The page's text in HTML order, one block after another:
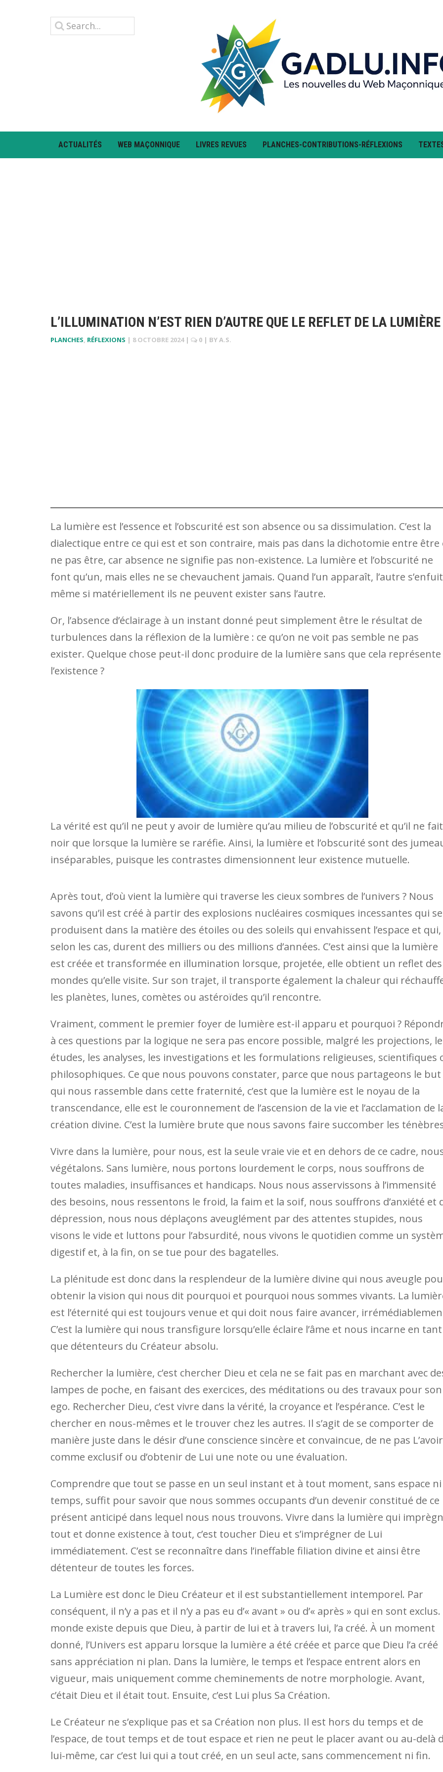
ACTUALITÉS WEB MAÇONNIQUE LIVRES REVUES PLANCHES-CONTRIBUTIONS-RÉFLEXIONS
L’ILLUMINATION N’EST RIEN D’AUTRE QUE LE REFLET DE LA LUMIÈRE
PLANCHES, RÉFLEXIONS | 8 OCTOBRE 2024 | 0 | BYA.S.
La lumière est l’essence et l’obscurité est son absence ou sa dissimulation. C’est la
dialectique entre ce qui est et son contraire, mais pas dans la dichotomie entre être
ne pas être, car absence ne signifie pas non-existence. La lumière et l’obscurité ne
font qu’un, mais elles ne se chevauchent jamais. Quand l’un apparaît, l’autre
même si matériellement ils ne peuvent exister sans l’autre.
Or, l’absence d’éclairage à un instant donné peut simplement être le résultat de
turbulences dans la réflexion de la lumière : ce qu’on ne voit pas semble ne pas
exister. Quelque chose peut-il donc produire de la lumière sans que cela représente
l’existence ?
La vérité est qu’il ne peut y avoir de lumière qu’au milieu de l’obscurité et qu’il ne fait
noir que lorsque la lumière se raréfie. Ainsi, la lumière et l’obscurité sont des
inséparables, puisque les contrastes dimensionnent leur existence mutuelle.
Après tout, d’où vient la lumière qui traverse les cieux sombres de l’univers ? Nous
savons qu’il est créé à partir des explosions nucléaires cosmiques incessantes qui se
produisent dans la matière des étoiles ou des soleils qui envahissent l’espace et qui,
selon les cas, durent des milliers ou des millions d’années. C’est ainsi que la lumière
est créée et transformée en illumination lorsque, projetée, elle obtient un reflet des
mondes qu’elle visite. Sur son trajet, il transporte également la chaleur qui
les planètes, lunes, comètes ou astéroïdes qu’il rencontre.
Vraiment, comment le premier foyer de lumière est-il apparu et pourquoi ?
à ces questions par la logique ne sera pas encore possible, malgré les projections,
études, les analyses, les investigations et les formulations religieuses, scientifiques
philosophiques. Ce que nous pouvons constater, parce que nous partageons le but
qui nous rassemble dans cette fraternité, c’est que la lumière est le noyau de la
transcendance, elle est le couronnement de l’ascension de la vie et l’acclamation de
création divine. C’est la lumière brute que nous savons faire succomber les
Vivre dans la lumière, pour nous, est la seule vraie vie et en dehors de ce cadre,
végétalons. Sans lumière, nous portons lourdement le corps, nous souffrons de
toutes maladies, insuffisances et handicaps. Nous nous asservissons à l’immensité
des besoins, nous ressentons le froid, la faim et la soif, nous souffrons d’anxiété et
dépression, nous nous déplaçons aveuglément par des attentes stupides, nous
visons le vide et luttons pour l’absurdité, nous vivons le quotidien comme un
digestif et, à la fin, on se tue pour des bagatelles.
La plénitude est donc dans la resplendeur de la lumière divine qui nous aveugle
obtenir la vision qui nous dit pourquoi et pourquoi nous sommes vivants. La
est l’éternité qui est toujours venue et qui doit nous faire avancer,
C’est la lumière qui nous transfigure lorsqu’elle éclaire l’âme et nous incarne en tant
que détenteurs du Créateur absolu.
Rechercher la lumière, c’est chercher Dieu et cela ne se fait pas en marchant avec
lampes de poche, en faisant des exercices, des méditations ou des travaux pour son
ego. Rechercher Dieu, c’est vivre dans la vérité, la croyance et l’espérance. C’est le
chercher en nous-mêmes et le trouver chez les autres. Il s’agit de se comporter de
manière juste dans le désir d’une conscience sincère et convaincue, de ne pas L’avoir
comme exclusif ou d’obtenir de Lui une note ou une évaluation.
Comprendre que tout se passe en un seul instant et à tout moment, sans espace ni
temps, suffit pour savoir que nous sommes occupants d’un devenir constitué de ce
présent anticipé dans lequel nous nous trouvons. Vivre dans la lumière qui
tout et donne existence à tout, c’est toucher Dieu et s’imprégner de Lui
immédiatement. C’est se reconnaître dans l’ineffable filiation divine et ainsi être
détenteur de toutes les forces.
La Lumière est donc le Dieu Créateur et il est substantiellement intemporel. Par
conséquent, il n’y a pas et il n’y a pas eu d’« avant » ou d’« après » qui en sont exclus.
monde existe depuis que Dieu, à partir de lui et à travers lui, l’a créé. À un moment
donné, l’Univers est apparu lorsque la lumière a été créée et parce que Dieu l’a créé
sans appréciation ni plan. Dans la lumière, le temps et l’espace entrent alors en
vigueur, mais uniquement comme cheminements de notre morphologie. Avant,
c’était Dieu et il était tout. Ensuite, c’est Lui plus Sa Création.
Le Créateur ne s’explique pas et sa Création non plus. Il est hors du temps et de
l’espace, de tout temps et de tout espace et rien ne peut le placer avant ou au-delà
lui-même, car c’est lui qui a tout créé, en un seul acte, sans commencement ni fin.